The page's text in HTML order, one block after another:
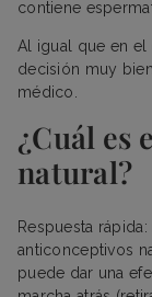
contiene
Al igual que en el
decisión muy
médico.
¿Cuál es
natural?
Respuesta rápida:
anticonceptivos
puede dar una